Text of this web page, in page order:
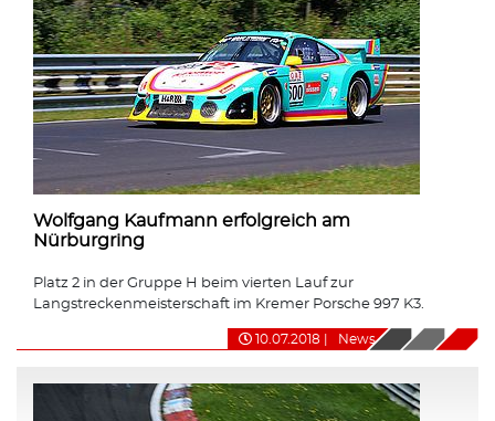
Wolfgang Kaufmann erfolgreich am
Nürburgring
Platz 2 in der Gruppe H beim vierten Lauf zur
Langstreckenmeisterschaft im Kremer Porsche 997 K3.
10.07.2018 News